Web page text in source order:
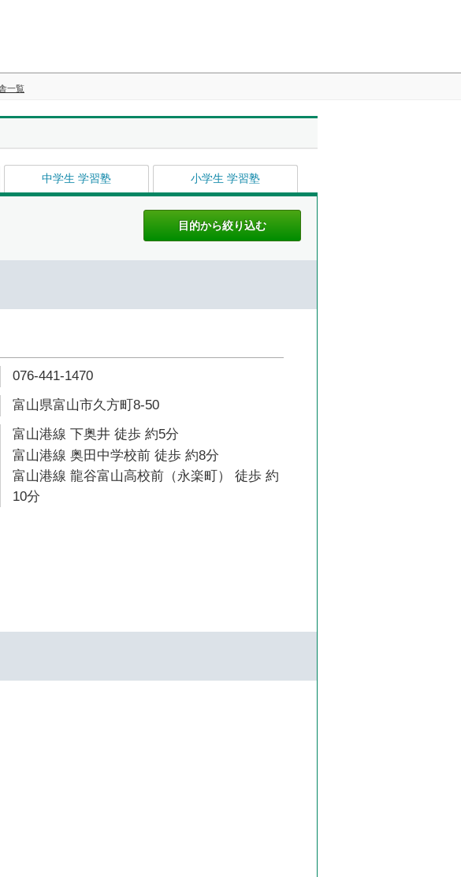
一覧
中学生 学習塾 小学生 学習塾
076-441-1470
富山県富山市久方町8-50
富山港線 下奥井 徒歩 約5分
富山港線 奥田中学校前 徒歩 約8分
富山港線 龍谷富山高校前（永楽町） 徒歩 約
10分